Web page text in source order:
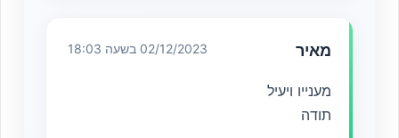
מאיר 02/12/2023 בשעה 18:03
מענייו ויעיל
תודה